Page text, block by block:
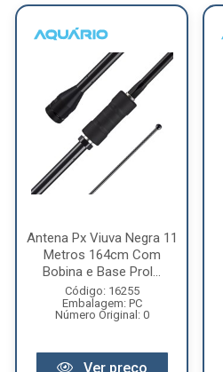
Antena Px Viuva Negra 11
Metros 164cm Com
Bobina e Base Prol...
Código: 16255
Embalagem: PC
Número Original: 0
Ver preço